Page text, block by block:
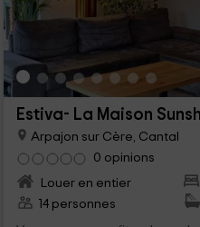
Estiva- La Maison
Arpajon sur Cère, Cantal
0 opinions
Louer en entier
14 personnes